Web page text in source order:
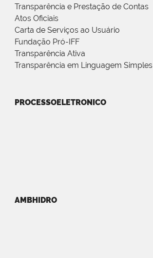
Transparência e Prestação de Contas
Atos Oficiais
Carta de Serviços ao Usuário
Fundação Pró-IFF
Transparência Ativa
Transparência em Linguagem Simples
PROCESSOELETRONICO
AMBHIDRO